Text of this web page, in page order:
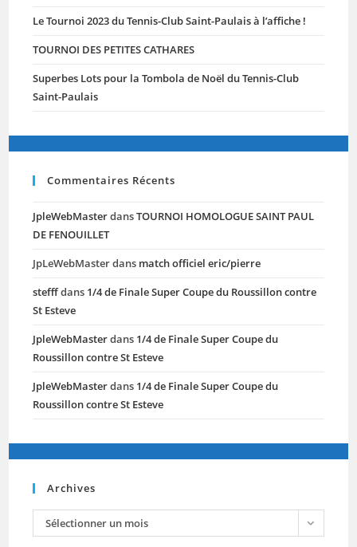
Le Tournoi 2023 du Tennis-Club Saint-Paulais à l’affiche !
TOURNOI DES PETITES CATHARES
Superbes Lots pour la Tombola de Noël du Tennis-Club
Saint-Paulais
Commentaires Récents
JpleWebMasterdansTOURNOI HOMOLOGUE SAINT PAUL
DE FENOUILLET
JpLeWebMasterdans match officiel eric/pierre
stefffdans 1/4 de Finale Super Coupe du Roussillon contre
St Esteve
JpleWebMasterdans 1/4 de Finale Super Coupe du
Roussillon contre St Esteve
JpleWebMasterdans 1/4 de Finale Super Coupe du
Roussillon contre St Esteve
Archives
archives
Sélectionner un mois